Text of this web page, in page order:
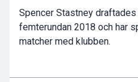
Spencer Stastney
femterundan 2018 och har
matcher med klubben.